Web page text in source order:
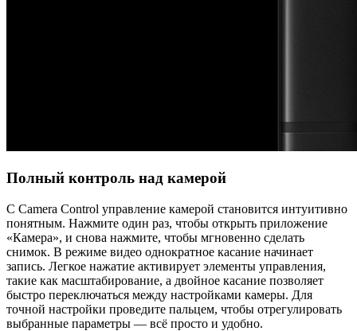
Полный контроль над камерой
С Camera Control управление камерой становится интуитивно
понятным. Нажмите один раз, чтобы открыть приложение
«Камера», и снова нажмите, чтобы мгновенно сделать
снимок. В режиме видео однократное касание начинает
запись. Легкое нажатие активирует элементы управления,
такие как масштабирование, а двойное касание позволяет
быстро переключаться между настройками камеры. Для
точной настройки проведите пальцем, чтобы отрегулировать
выбранные параметры — всё просто и удобно.